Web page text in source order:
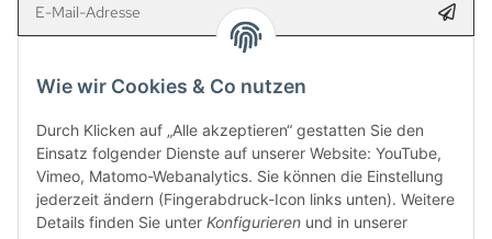
Wie wir Cookies & Co nutzen
Durch Klicken auf „Alle akzeptieren“ gestatten Sie den
Einsatz folgender Dienste auf unserer Website: YouTube,
Vimeo, Matomo-Webanalytics. Sie können die Einstellung
jederzeit ändern (Fingerabdruck-Icon links unten). Weitere
Details finden Sie unter Konfigurieren und in unserer
und jederzeit widerruflich Informationen zu Ihrem Produktsortiment per E-
Verpassen Sie keine Rabattaktion mehr! Newsletter abonnieren und
5,00 €Rabatt-Guschein erhalten. Den Gutschein erhalten Sie
per Email nach der erfolgreichen Bestätigung Ihrer Email-Adresse.